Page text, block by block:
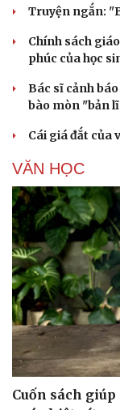
Truyện ngắn:
Chính sách
phúc của học
Bác sĩ cảnh
bào mòn "bản
Cái giá đắt của
VĂN HỌC
Cuốn sách